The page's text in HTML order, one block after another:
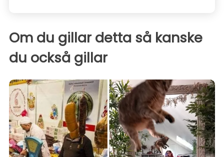
Om du gillar detta så kanske
du också gillar